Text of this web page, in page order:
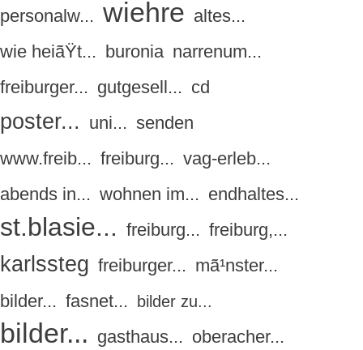
personalw... wiehre altes...
wie heiãŸt... buronia narrenum...
freiburger... gutgesell... cd
poster... uni... senden
www.freib... freiburg... vag-erleb...
abends in... wohnen im... endhaltes...
st.blasie... freiburg... freiburg,...
karlssteg freiburger... mã¹nster...
bilder... fasnet... bilder zu...
bilder... gasthaus... oberacher...